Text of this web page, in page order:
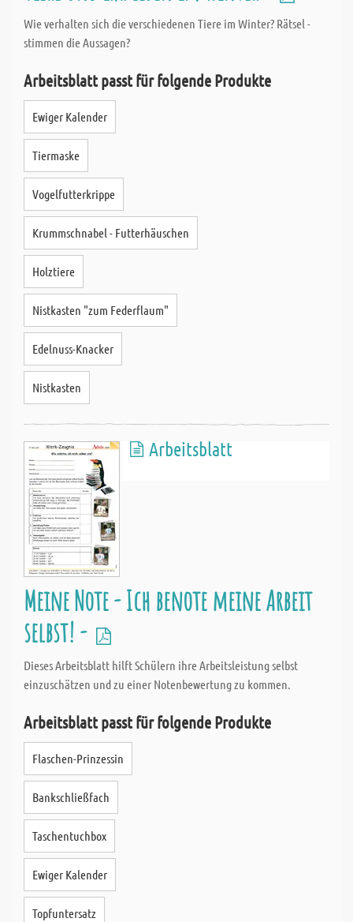
Wie verhalten sich die verschiedenen Tiere im Winter? Rätsel -
stimmen die Aussagen?
Arbeitsblatt passt für folgende Produkte
Ewiger Kalender
Tiermaske
Vogelfutterkrippe
Krummschnabel - Futterhäuschen
Holztiere
Nistkasten "zum Federflaum"
Edelnuss-Knacker
Nistkasten
Arbeitsblatt
Meine Note - Ich benote meine Arbeit
selbst! -
Dieses Arbeitsblatt hilft Schülern ihre Arbeitsleistung selbst
einzuschätzen und zu einer Notenbewertung zu kommen.
Arbeitsblatt passt für folgende Produkte
Flaschen-Prinzessin
Bankschließfach
Taschentuchbox
Ewiger Kalender
Topfuntersatz